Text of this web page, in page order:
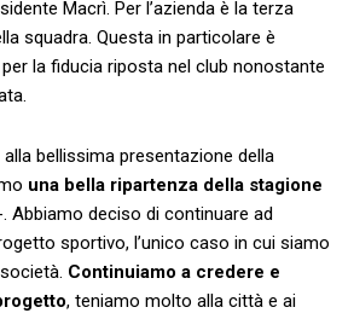
Macrì. Per l’azienda è la terza
squadra. Questa in particolare è
la fiducia riposta nel club nonostante
bellissima presentazione della
una bella ripartenza della stagione
Abbiamo deciso di continuare ad
sportivo, l’unico caso in cui siamo
Continuiamo a credere e
, teniamo molto alla città e ai